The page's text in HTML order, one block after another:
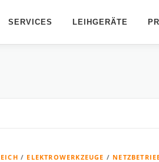
SERVICES LEIHGERÄTE
/ ELEKTROWERKZEUGE /